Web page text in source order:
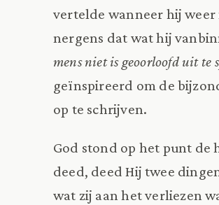
vertelde wanneer hij
nergens dat wat hij
mens niet is geoorloofd uit te
geïnspireerd om de
op te schrijven.
God stond op het punt de
deed, deed Hij twee
wat zij aan het verliezen